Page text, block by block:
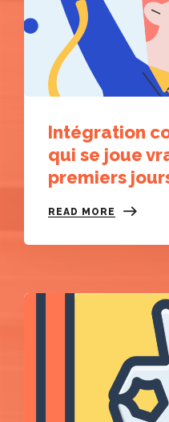
Intégration
qui se joue
premiers
READ MORE